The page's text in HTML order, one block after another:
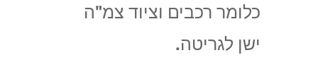
כלומר רכבים וציוד צמ"ה
ישן לגריטה.